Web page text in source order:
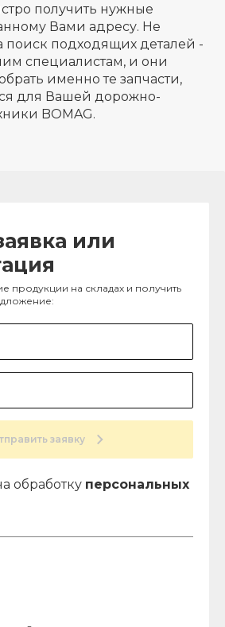
получить нужные
Вами адресу. Не
поиск подходящих деталей -
специалистам, и они
именно те запчасти,
для Вашей дорожно-
BOMAG.
или
продукции на складах и получить
заявку
обработку персональных